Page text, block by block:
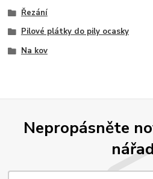
Řezání
Pilové plátky do pily ocasky
Na kov
Nepropásněte